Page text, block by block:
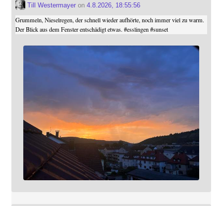
Till Westermayeron 4.8.2026, 18:55:56
Grummeln, Nieselregen, der schnell wieder aufhörte, noch immer viel zu warm.
Der Blick aus dem Fenster entschädigt etwas.#esslingen #sunset